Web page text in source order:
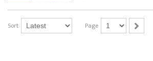
Sort Page